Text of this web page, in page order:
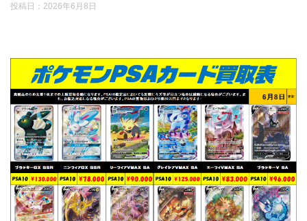
投稿日： 2026年6月8日